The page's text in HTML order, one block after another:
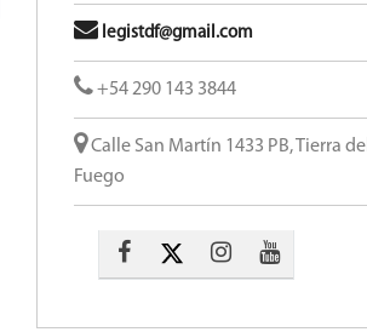
legistdf@gmail.com
+54 290 143 3844
Calle San Martín 1433 PB, Tierra del
Fuego